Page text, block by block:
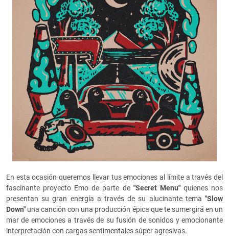
En esta ocasión queremos llevar tus emociones al límite a través del
fascinante proyecto Emo de parte de "Secret Menu" quienes nos
presentan su gran energía a través de su alucinante tema "Slow
Down" una canción con una producción épica que te sumergirá en un
mar de emociones a través de su fusión de sonidos y emocionante
interpretación con cargas sentimentales súper agresivas.